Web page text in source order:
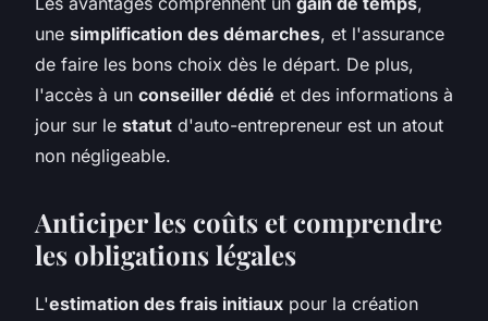
une simplification des démarches, et l'assurance
de faire les bons choix dès le départ. De plus,
l'accès à un conseiller dédié et des informations à
jour sur le statut d'auto-entrepreneur est un atout
non négligeable.
Anticiper les coûts et comprendre
les obligations légales
L'estimation des frais initiaux pour la création